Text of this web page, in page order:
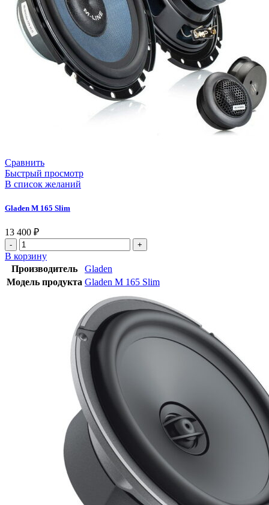
Сравнить
Быстрый просмотр
В список желаний
Gladen M 165 Slim
13 400 ₽
В корзину
Производитель
Gladen
Модель продукта Gladen M 165 Slim